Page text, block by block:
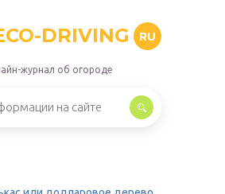
DRIVING RU
журнал об огороде